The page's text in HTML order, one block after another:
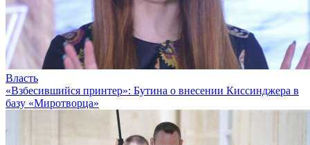
Власть
«Взбесившийся принтер»: Бутина о внесении Киссинджера в
базу «Миротворца»